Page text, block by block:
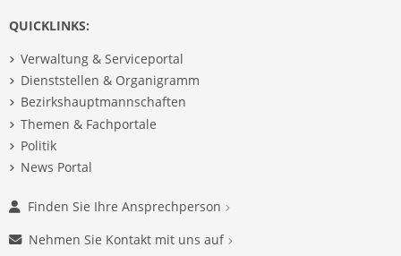
QUICKLINKS:
Verwaltung & Serviceportal
Dienststellen & Organigramm
Bezirkshauptmannschaften
Themen & Fachportale
Politik
News Portal
Finden Sie Ihre Ansprechperson
Nehmen Sie Kontakt mit uns auf